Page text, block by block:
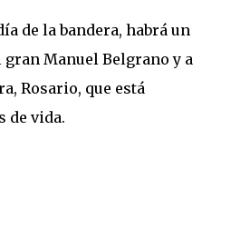
de la bandera, habrá un
Manuel Belgrano y a
Rosario, que está
de vida.